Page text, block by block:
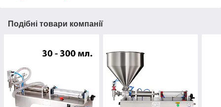
Подібні товари компанії